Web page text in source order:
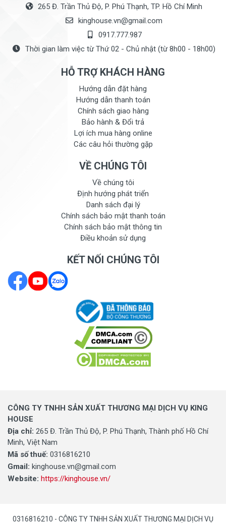
265 Đ. Trần Thủ Độ, P. Phú Thạnh, TP. Hồ Chí Minh
kinghouse.vn@gmail.com
0917.777.987
Thời gian làm việc từ Thứ 02 - Chủ nhật (từ 8h00 - 18h00)
HỖ TRỢ KHÁCH HÀNG
Hướng dẫn đặt hàng
Hướng dẫn thanh toán
Chính sách giao hàng
Bảo hành & Đổi trả
Lợi ích mua hàng online
Các câu hỏi thường gặp
VỀ CHÚNG TÔI
Về chúng tôi
Định hướng phát triển
Danh sách đại lý
Chính sách bảo mật thanh toán
Chính sách bảo mật thông tin
Điều khoản sử dụng
KẾT NỐI CHÚNG TÔI
CÔNG TY TNHH SẢN XUẤT THƯƠNG MẠI DỊCH VỤ KING
HOUSE
Địa chỉ: 265 Đ. Trần Thủ Độ, P. Phú Thạnh, Thành phố Hồ Chí
Minh, Việt Nam
Mã số thuế: 0316816210
Gmail: kinghouse.vn@gmail.com
Website: https://kinghouse.vn/
0316816210 - CÔNG TY TNHH SẢN XUẤT THƯƠNG MẠI DỊCH VỤ